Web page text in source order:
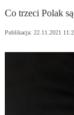
Co trzeci Polak
Publikacja: 22.11.2021